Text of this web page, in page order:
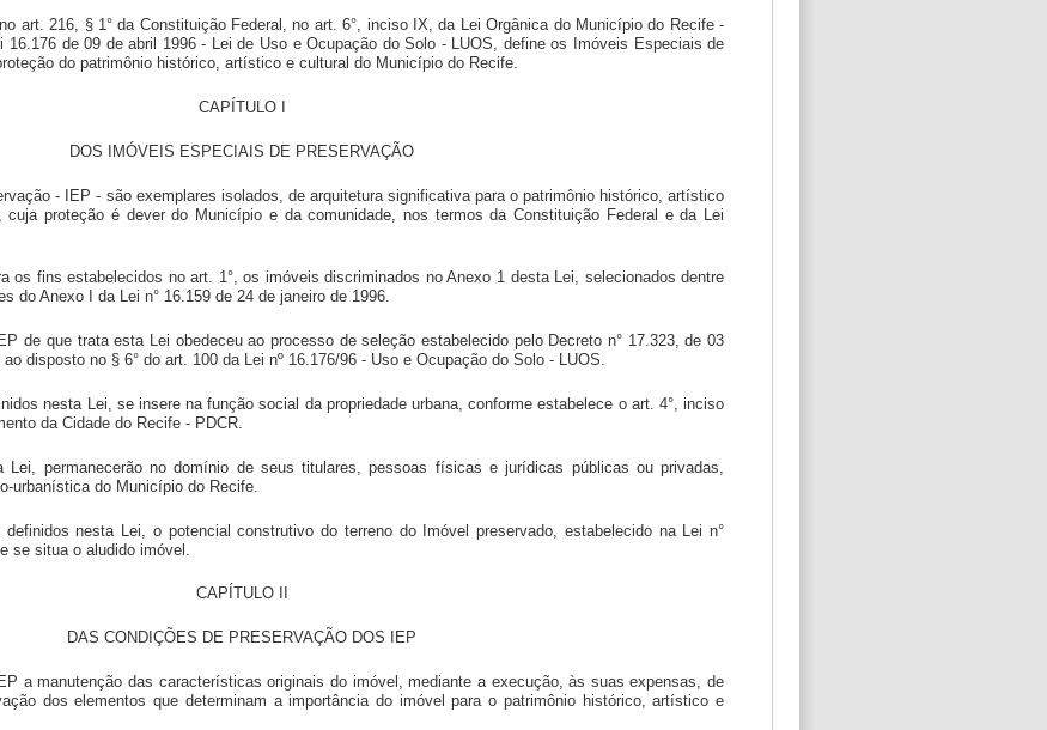
art. 216, § 1° da Constituição Federal, no art. 6°, inciso IX, da Lei Orgânica do Município do Recife -
16.176 de 09 de abril 1996 - Lei de Uso e Ocupação do Solo - LUOS, define os Imóveis Especiais de
do patrimônio histórico, artístico e cultural do Município do Recife.
CAPÍTULO I
DOS IMÓVEIS ESPECIAIS DE PRESERVAÇÃO
- IEP - são exemplares isolados, de arquitetura significativa para o patrimônio histórico, artístico
proteção é dever do Município e da comunidade, nos termos da Constituição Federal e da Lei
os fins estabelecidos no art. 1°, os imóveis discriminados no Anexo 1 desta Lei, selecionados dentre
do Anexo I da Lei n° 16.159 de 24 de janeiro de 1996.
de que trata esta Lei obedeceu ao processo de seleção estabelecido pelo Decreto n° 17.323, de 03
disposto no § 6° do art. 100 da Lei nº 16.176/96 - Uso e Ocupação do Solo - LUOS.
nesta Lei, se insere na função social da propriedade urbana, conforme estabelece o art. 4°, inciso
da Cidade do Recife - PDCR.
permanecerão no domínio de seus titulares, pessoas físicas e jurídicas públicas ou privadas,
urbanística do Município do Recife.
nesta Lei, o potencial construtivo do terreno do Imóvel preservado, estabelecido na Lei n°
se situa o aludido imóvel.
CAPÍTULO II
DAS CONDIÇÕES DE PRESERVAÇÃO DOS IEP
a manutenção das características originais do imóvel, mediante a execução, às suas expensas, de
dos elementos que determinam a importância do imóvel para o patrimônio histórico, artístico e